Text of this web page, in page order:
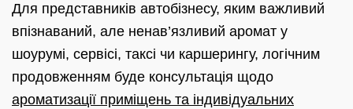
Для представників автобізнесу, яким важливий
впізнаваний, але ненав’язливий аромат у
шоурумі, сервісі, таксі чи каршерингу, логічним
продовженням буде консультація щодо
ароматизації приміщень та індивідуальних